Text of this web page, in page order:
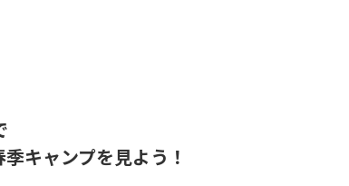
キャンプを見よう！